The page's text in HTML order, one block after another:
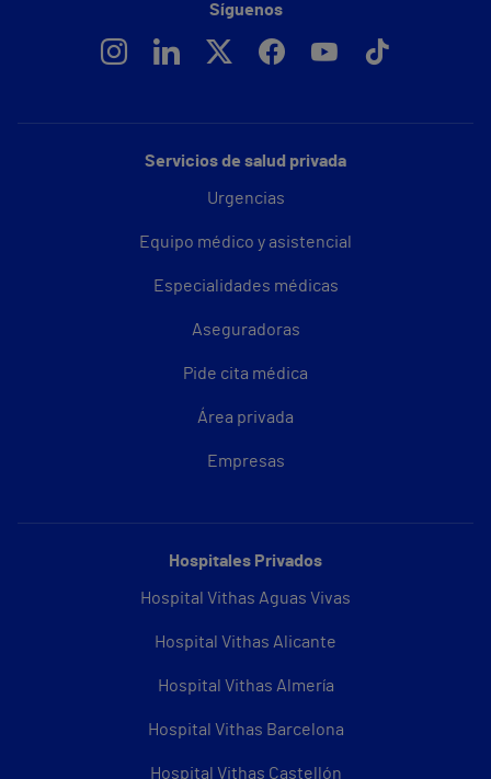
Servicios de salud privada
Urgencias
Equipo médico y asistencial
Especialidades médicas
Aseguradoras
Pide cita médica
Área privada
Empresas
Hospitales Privados
Hospital Vithas Aguas Vivas
Hospital Vithas Alicante
Hospital Vithas Almería
Hospital Vithas Barcelona
Hospital Vithas Castellón
Síguenos